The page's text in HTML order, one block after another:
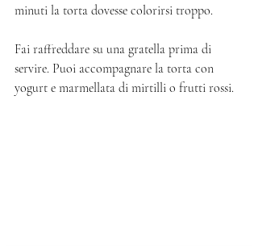
minuti la torta dovesse colorirsi troppo.
Fai raffreddare su una gratella prima di
servire. Puoi accompagnare la torta con
yogurt e marmellata di mirtilli o frutti rossi.